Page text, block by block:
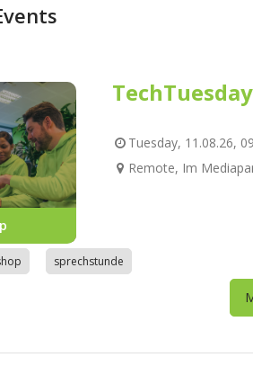
Tuesday, 11.08.26,
Remote, Im
sprechstunde